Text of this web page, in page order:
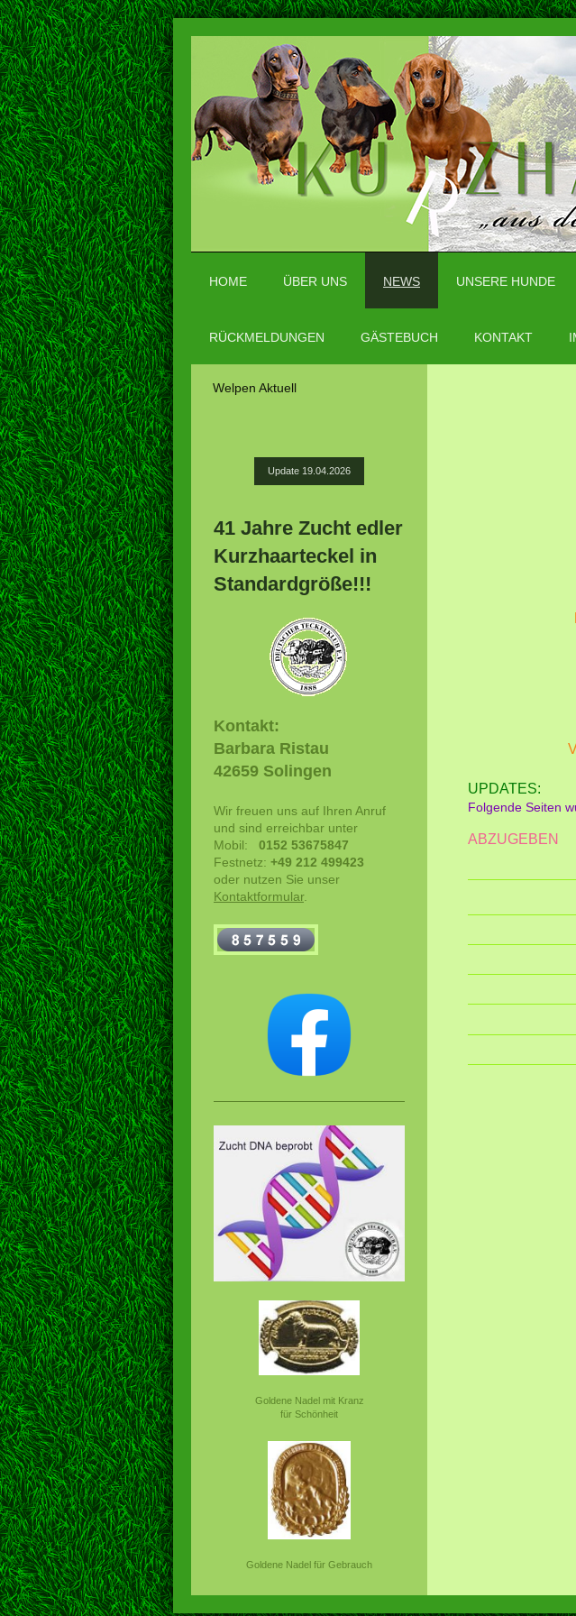
HOME ÜBER UNS NEWS UNSERE HUNDE
RÜCKMELDUNGEN GÄSTEBUCH KONTAKT
UPDATES:
Folgende Seiten
ABZUGEBEN
Welpen Aktuell
Update 19.04.2026
41 Jahre Zucht edler
Kurzhaarteckel in
Standardgröße!!!
Kontakt:
Barbara Ristau
42659 Solingen
Wir freuen uns auf Ihren Anruf
und sind erreichbar unter
Mobil: 0152 53675847
Festnetz: +49 212 499423
oder nutzen Sie unser
Kontaktformular.
Goldene Nadel mit Kranz
für Schönheit
Goldene Nadel für Gebrauch